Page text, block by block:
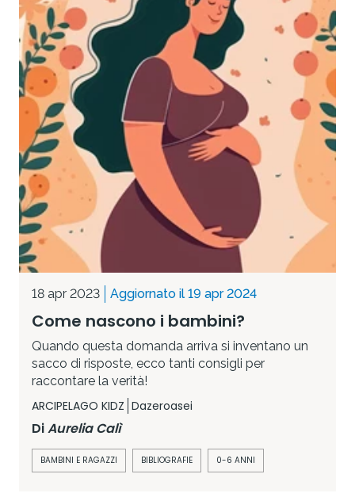
18 apr 2023 Aggiornato il 19 apr 2024
Come nascono i bambini?
Quando questa domanda arriva si inventano un
sacco di risposte, ecco tanti consigli per
raccontare la verità!
ARCIPELAGO KIDZ Dazeroasei
DiAurelia Calì
BAMBINI E RAGAZZI BIBLIOGRAFIE 0-6 ANNI